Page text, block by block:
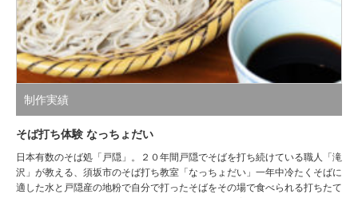
制作実績
そば打ち体験 なっちょだい
日本有数のそば処「戸隠」。２０年間戸隠でそばを打ち続けている職人「滝
沢」が教える、須坂市のそば打ち教室「なっちょだい」一年中冷たくそばに
適した水と戸隠産の地粉で自分で打ったそばをその場で食べられる打ちたて